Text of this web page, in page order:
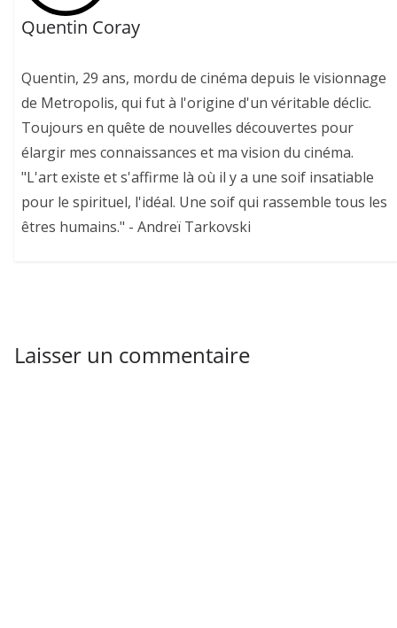
Quentin Coray
Quentin, 29 ans, mordu de cinéma depuis le visionnage
de Metropolis, qui fut à l'origine d'un véritable déclic.
Toujours en quête de nouvelles découvertes pour
élargir mes connaissances et ma vision du cinéma.
"L'art existe et s'affirme là où il y a une soif insatiable
pour le spirituel, l'idéal. Une soif qui rassemble tous les
êtres humains." - Andreï Tarkovski
Laisser un commentaire